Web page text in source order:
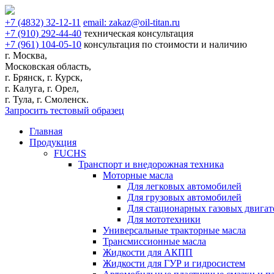
+7 (4832) 32-12-11 email: zakaz@oil-titan.ru
+7 (910) 292-44-40 техническая консультация
+7 (961) 104-05-10 консультация по стоимости и наличию
г. Москва,
Московская область,
г. Брянск, г. Курск,
г. Калуга, г. Орел,
г. Тула, г. Смоленск.
Запросить тестовый образец
Главная
Продукция
FUCHS
Транспорт и внедорожная техника
Моторные масла
Для легковых автомобилей
Для грузовых автомобилей
Для стационарных газовых
Для мототехники
Универсальные тракторные масла
Трансмиссионные масла
Жидкости для АКПП
Жидкости для ГУР и гидросистем